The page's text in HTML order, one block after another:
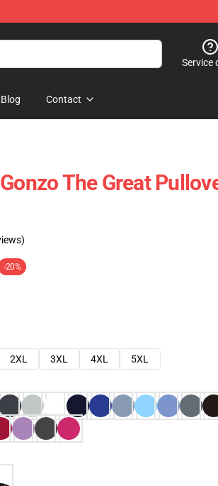
Service
Blog Contact
The Great
-20%
2XL 3XL 4XL
5XL